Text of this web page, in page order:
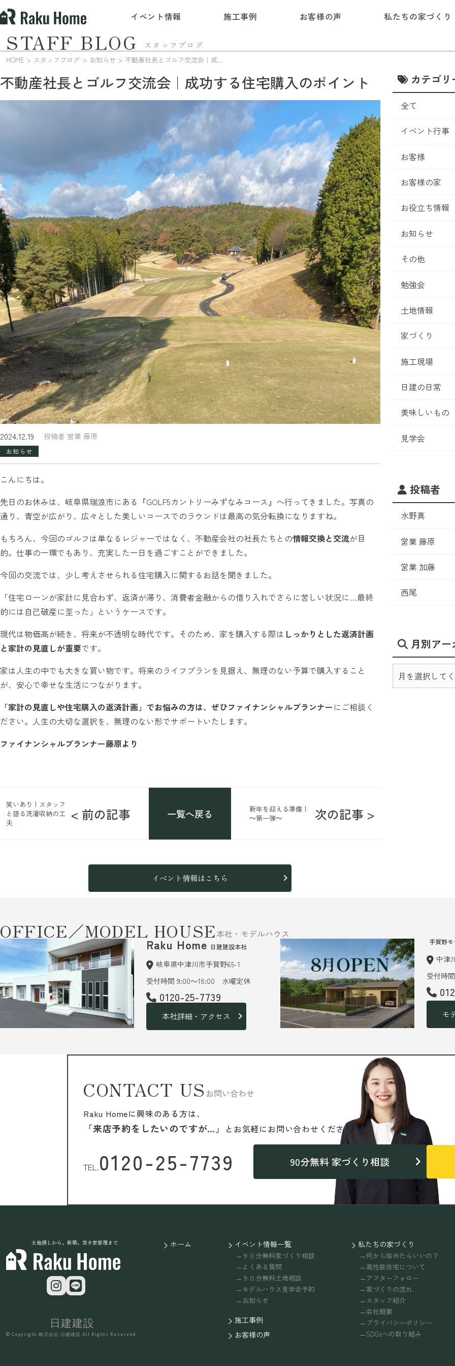
イベント情報 施工事例 お客様の声 私たちの家づくり
スタッフブログ
STAFF BLOG
HOME スタッフブログ お知らせ 不動産社長とゴルフ交流会｜成功する住宅購入のポイント
不動産社長とゴルフ交流会｜成功する住宅購入のポイント
2024.12.19 投稿者 営業 藤原
お知らせ
こんにちは。
先日のお休みは、岐阜県瑞浪市にある『GOLF5カントリーみずなみコース』へ行ってきました。写真の
通り、青空が広がり、広々とした美しいコースでのラウンドは最高の気分転換になりますね。
もちろん、今回のゴルフは単なるレジャーではなく、不動産会社の社長たちとの情報交換と交流が目
的。仕事の一環でもあり、充実した一日を過ごすことができました。
今回の交流では、少し考えさせられる住宅購入に関するお話を聞きました。
「住宅ローンが家計に見合わず、返済が滞り、消費者金融からの借り入れでさらに苦しい状況に…最終
的には自己破産に至った」というケースです。
現代は物価高が続き、将来が不透明な時代です。そのため、家を購入する際は しっかりとした返済計画
と家計の見直しが重要です。
家は人生の中でも大きな買い物です。将来のライフプランを見据え、無理のない予算で購入すること
が、安心で幸せな生活につながります。
「家計の見直しや住宅購入の返済計画」でお悩みの方は、ぜひファイナンシャルプランナー にご相談く
ださい。人生の大切な選択を、無理のない形でサポートいたします。
ファイナンシャルプランナー藤原より
< 前の記事
笑いあり！スタッフ
と語る洗濯収納の工
夫
一覧へ戻る
新年を迎える準備！
～第一弾～
次の記事 >
イベント情報はこちら
カテゴリ
全て
イベント行事
お客様
お客様の家
お役立ち情報
お知らせ
その他
勉強会
土地情報
家づくり
施工現場
日建の日常
美味しいもの
見学会
投稿者
水野真
営業 藤原
営業 加藤
西尾
月別アー
OFFICE／MODEL HOUSE本社・モデルハウス
Raku Home 日建建設本社
岐阜県中津川市手賀野65-1
受付時間 9:00～18:00 水曜定休
0120-25-7739
本社詳細・アクセス
手賀野
中津
受付時
モ
CONTACT US お問い合わせ
Raku Homeに興味のある方は、
「来店予約をしたいのですが…」 と お気軽にお問い合わせください。
TEL.0120-25-7739 90分無料 家づくり相談
土地探しから、新築、空き家管理まで ホーム イベント情報一覧
９０分無料家づくり相談
よくある質問
９０分無料土地相談
モデルハウス見学会予約
お知らせ
施工事例
お客様の声
私たちの家づくり
何から始めたらいいの？
高性能住宅について
アフターフォロー
家づくりの流れ
スタッフ紹介
会社概要
プライバシーポリシー
SDGsへの取り組み
日建建設
© Copyright 株式会社 日建建設 All Rights Reserved.